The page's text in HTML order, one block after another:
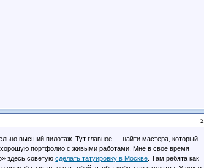
2
высший пилотаж. Тут главное — найти мастера, который
портфолио с живыми работами. Мне в свое время
здесь советуюсделать татуировку в Москве . Там ребята как